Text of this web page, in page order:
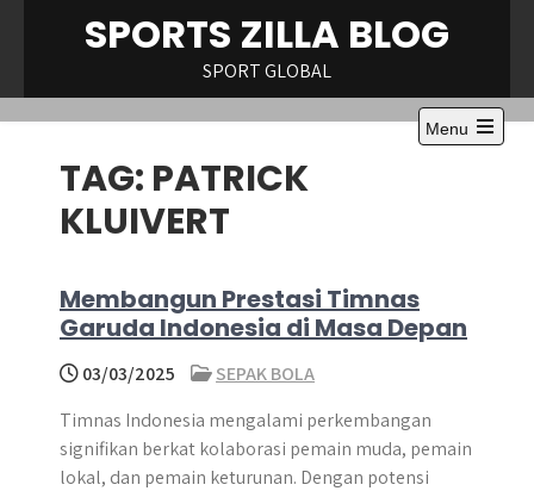
SPORTS ZILLA BLOG
SPORT GLOBAL
Menu
Open
TAG: PATRICK
KLUIVERT
Membangun Prestasi Timnas
Garuda Indonesia di Masa Depan
03/03/2025
SEPAK BOLA
Timnas Indonesia mengalami perkembangan
signifikan berkat kolaborasi pemain muda, pemain
lokal, dan pemain keturunan. Dengan potensi